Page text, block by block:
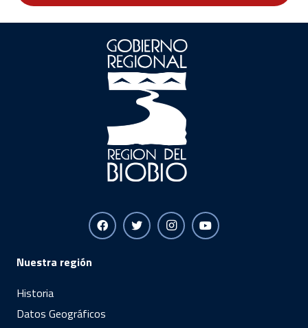
Nuestra región
Historia
Datos Geográficos